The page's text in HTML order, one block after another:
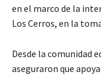
en el marco de la
Los Cerros, en la
Desde la comunidad
aseguraron que